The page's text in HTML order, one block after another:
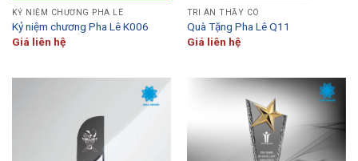
KỶ NIỆM CHƯƠNG PHA LÊ
Kỷ niệm chương Pha Lê K006
Giá liên hệ
TRI ÂN THẦY CÔ
Quà Tặng Pha Lê Q11
Giá liên hệ